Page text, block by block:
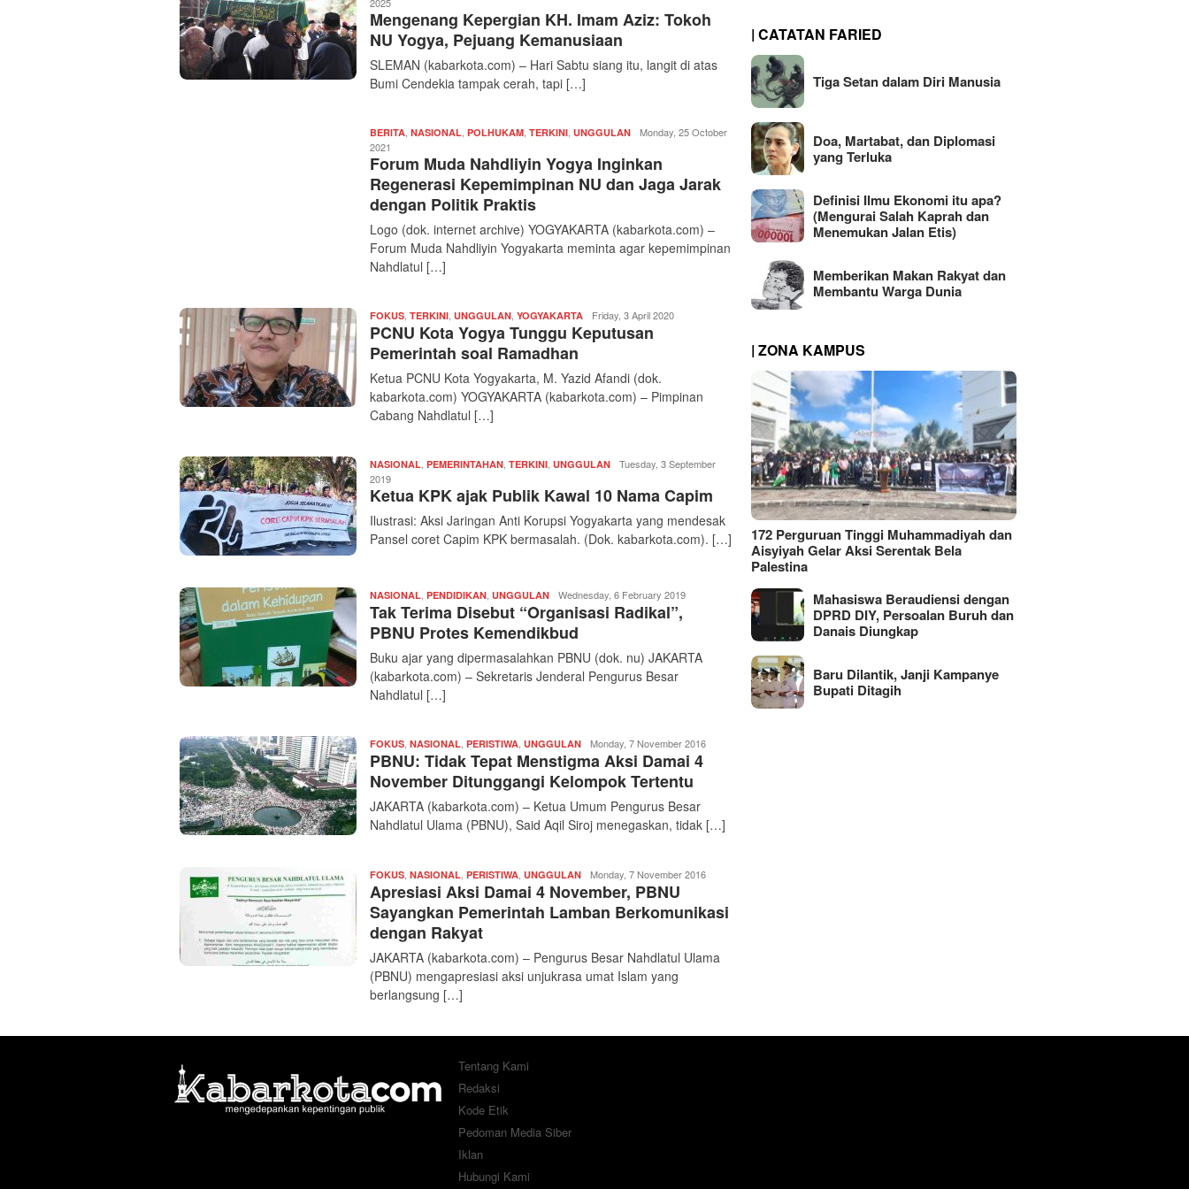
kabarkota
Mengenang Kepergian KH. Imam Aziz: Tokoh
NU Yogya, Pejuang Kemanusiaan
SLEMAN (kabarkota.com) – Hari Sabtu siang itu, langit di atas
Bumi Cendekia tampak cerah, tapi […]
BERITA NASIONAL POLHUKAM TERKINI UNGGULAN Redaksi
kabarkota
Monday, 25 October
2021
Forum Muda Nahdliyin Yogya Inginkan
Regenerasi Kepemimpinan NU dan Jaga Jarak
dengan Politik Praktis
Logo (dok. internet archive) YOGYAKARTA (kabarkota.com) –
Forum Muda Nahdliyin Yogyakarta meminta agar kepemimpinan
Nahdlatul […]
FOKUS TERKINI UNGGULAN YOGYAKARTA Redaksi
|
kabarkota
Friday, 3 April 2020
PCNU Kota Yogya Tunggu Keputusan
Pemerintah soal Ramadhan
Ketua PCNU Kota Yogyakarta, M. Yazid Afandi (dok.
kabarkota.com) YOGYAKARTA (kabarkota.com) – Pimpinan
Cabang Nahdlatul […]
NASIONAL PEMERINTAHAN TERKINI UNGGULAN Redaksi
kabarkota
Tuesday, 3 September
2019
Ketua KPK ajak Publik Kawal 10 Nama Capim
Ilustrasi: Aksi Jaringan Anti Korupsi Yogyakarta yang mendesak
Pansel coret Capim KPK bermasalah. (Dok. kabarkota.com). […]
NASIONAL PENDIDIKAN UNGGULAN Redaksi
|
kabarkota
Wednesday, 6 February 2019
Tak Terima Disebut “Organisasi Radikal”,
PBNU Protes Kemendikbud
Buku ajar yang dipermasalahkan PBNU (dok. nu) JAKARTA
(kabarkota.com) – Sekretaris Jenderal Pengurus Besar
Nahdlatul […]
FOKUS NASIONAL PERISTIWA UNGGULAN Redaksi
|
kabarkota
Monday, 7 November 2016
PBNU: Tidak Tepat Menstigma Aksi Damai 4
November Ditunggangi Kelompok Tertentu
JAKARTA (kabarkota.com) – Ketua Umum Pengurus Besar
Nahdlatul Ulama (PBNU), Said Aqil Siroj menegaskan, tidak […]
FOKUS NASIONAL PERISTIWA UNGGULAN Redaksi
|
kabarkota
Monday, 7 November 2016
Apresiasi Aksi Damai 4 November, PBNU
Sayangkan Pemerintah Lamban Berkomunikasi
dengan Rakyat
JAKARTA (kabarkota.com) – Pengurus Besar Nahdlatul Ulama
(PBNU) mengapresiasi aksi unjukrasa umat Islam yang
berlangsung […]
| CATATAN FARIED
Tiga Setan dalam Diri Manusia
Doa, Martabat, dan Diplomasi
yang Terluka
Definisi Ilmu Ekonomi itu apa?
(Mengurai Salah Kaprah dan
Menemukan Jalan Etis)
Memberikan Makan Rakyat dan
Membantu Warga Dunia
| ZONA KAMPUS
172 Perguruan Tinggi Muhammadiyah dan
Aisyiyah Gelar Aksi Serentak Bela
Palestina
Mahasiswa Beraudiensi dengan
DPRD DIY, Persoalan Buruh dan
Danais Diungkap
Baru Dilantik, Janji Kampanye
Bupati Ditagih
Tentang Kami
Redaksi
Kode Etik
Pedoman Media Siber
Iklan
Hubungi Kami